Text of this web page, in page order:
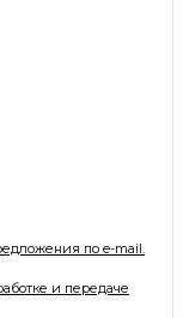
по e-mail.
и передаче